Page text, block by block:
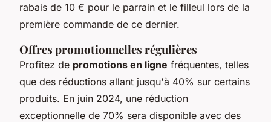
rabais de 10 € pour le parrain et le filleul lors de la
première commande de ce dernier.
Offres promotionnelles régulières
Profitez de promotions en ligne fréquentes, telles
que des réductions allant jusqu'à 40% sur certains
produits. En juin 2024, une réduction
exceptionnelle de 70% sera disponible avec des